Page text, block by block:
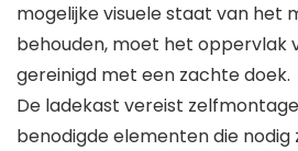
mogelijke visuele staat van het
behouden, moet het oppervlak
gereinigd met een zachte doek.
De ladekast vereist
benodigde elementen die nodig